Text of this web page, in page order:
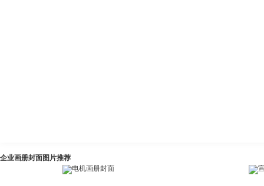
企业画册封面图片推荐